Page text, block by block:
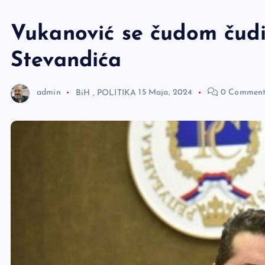
Vukanović se čudom
Stevandića
admin BiH , POLITIKA 15 Maja, 2024 0